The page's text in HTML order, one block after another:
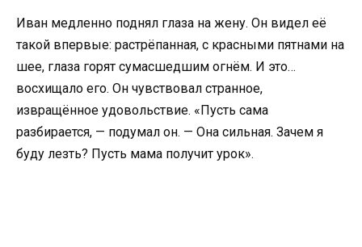
Иван медленно поднял глаза на жену. Он видел её
такой впервые: растрёпанная, с красными пятнами на
шее, глаза горят сумасшедшим огнём. И это…
восхищало его. Он чувствовал странное,
извращённое удовольствие. «Пусть сама
разбирается, — подумал он. — Она сильная. Зачем я
буду лезть? Пусть мама получит урок».